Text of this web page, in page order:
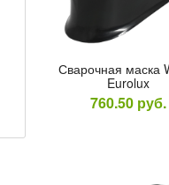
Сва­роч­ная мас­ка
Eurolux
760.50 руб.